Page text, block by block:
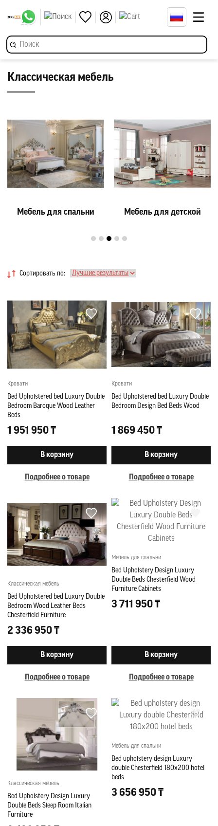
Классическая мебель
Мебель для спальни Мебель для детской
Сортировать по:
Кровати
Bed Upholstered bed Luxury Double
Bedroom Baroque Wood Leather
Beds
1 951 950 ₸
В корзину
Подробнее о товаре
Кровати
Bed Upholstered bed Luxury Double
Bedroom Design Bed Beds Wood
1 869 450 ₸
В корзину
Подробнее о товаре
Классическая мебель
Bed Upholstered bed Luxury Double
Bedroom Wood Leather Beds
Chesterfield Furniture
2 336 950 ₸
В корзину
Подробнее о товаре
Мебель для спальни
Bed Upholstery Design Luxury
Double Beds Chesterfield Wood
Furniture Cabinets
3 711 950 ₸
В корзину
Подробнее о товаре
Классическая мебель
Bed Upholstery Design Luxury
Double Beds Sleep Room Italian
Furniture
Мебель для спальни
Bed upholstery design Luxury
double Chesterfield 180x200 hotel
beds
3 656 950 ₸